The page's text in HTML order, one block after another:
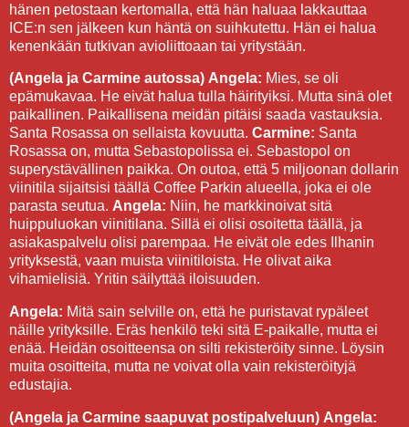
hänen petostaan kertomalla, että hän haluaa lakkauttaa
ICE:n sen jälkeen kun häntä on suihkutettu. Hän ei halua
kenenkään tutkivan avioliittoaan tai yritystään.
(Angela ja Carmine autossa) Angela: Mies, se oli
epämukavaa. He eivät halua tulla häirityiksi. Mutta sinä olet
paikallinen. Paikallisena meidän pitäisi saada vastauksia.
Santa Rosassa on sellaista kovuutta. Carmine: Santa
Rosassa on, mutta Sebastopolissa ei. Sebastopol on
superystävällinen paikka. On outoa, että 5 miljoonan dollarin
viinitila sijaitsisi täällä Coffee Parkin alueella, joka ei ole
parasta seutua. Angela: Niin, he markkinoivat sitä
huippuluokan viinitilana. Sillä ei olisi osoitetta täällä, ja
asiakaspalvelu olisi parempaa. He eivät ole edes Ilhanin
yrityksestä, vaan muista viinitiloista. He olivat aika
vihamielisiä. Yritin säilyttää iloisuuden.
Angela: Mitä sain selville on, että he puristavat rypäleet
näille yrityksille. Eräs henkilö teki sitä E-paikalle, mutta ei
enää. Heidän osoitteensa on silti rekisteröity sinne. Löysin
muita osoitteita, mutta ne voivat olla vain rekisteröityjä
edustajia.
(Angela ja Carmine saapuvat postipalveluun) Angela: